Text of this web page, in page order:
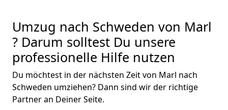
Umzug nach Schweden von Marl
? Darum solltest Du unsere
professionelle Hilfe nutzen
Du möchtest in der nächsten Zeit von Marl nach
Schweden umziehen? Dann sind wir der richtige
Partner an Deiner Seite.